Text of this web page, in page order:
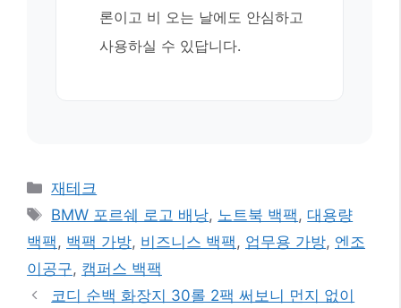
론이고 비 오는 날에도 안심하고
사용하실 수 있답니다.
카
테
리
재테크
태
그
BMW 포르쉐 로고 배낭, 노트북 백팩,대용량
백팩, 백팩 가방, 비즈니스 백팩, 업무용 가방, 엔조
이공구, 캠퍼스 백팩
코디 순백 화장지 30롤 2팩 써보니 먼지 없이